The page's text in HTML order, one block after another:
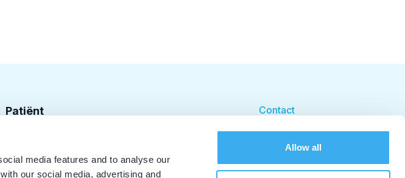
media features and to analyse our
our social media, advertising and
Allow all
Patiënt
Disciplines
Contact
Cookie beleid